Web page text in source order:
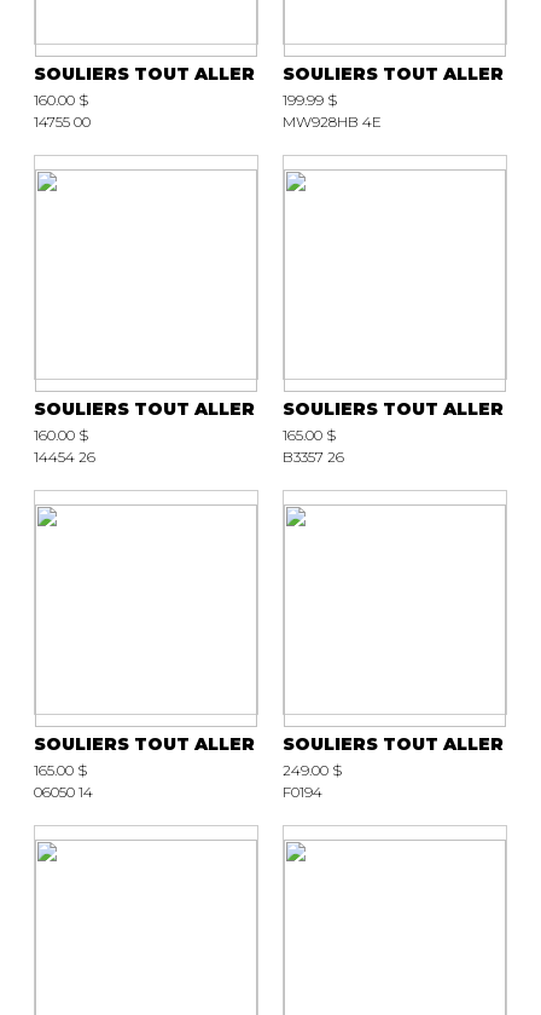
SOULIERS TOUT ALLER
160.00 $
14755 00
SOULIERS TOUT ALLER
199.99 $
MW928HB 4E
SOULIERS TOUT ALLER
160.00 $
14454 26
SOULIERS TOUT ALLER
165.00 $
B3357 26
SOULIERS TOUT ALLER
165.00 $
06050 14
SOULIERS TOUT ALLER
249.00 $
F0194